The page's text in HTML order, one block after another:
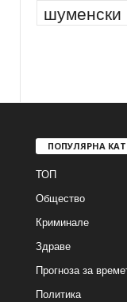
шуменски
ПОПУЛЯРНА
ТОП
Общество
Криминале
Здраве
Прогноза за
Политика